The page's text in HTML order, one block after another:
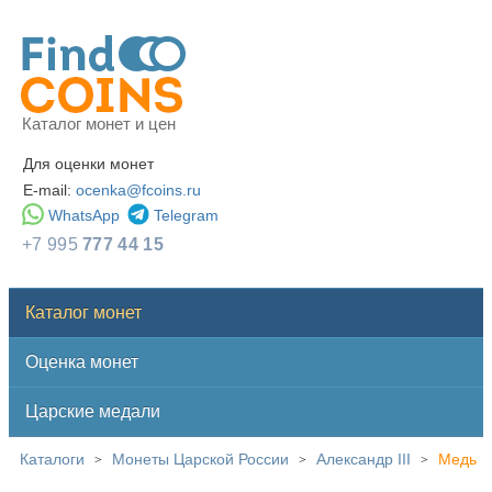
Каталог монет и цен
Для оценки монет
E-mail: ocenka@fcoins.ru
WhatsApp
Telegram
+7 995777 44 15
Каталог монет
Оценка монет
Царские медали
Каталоги > Монеты Царской России > Александр III > Медь